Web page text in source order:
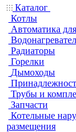
Каталог
Котлы
Автоматика
Радиаторы
Горелки
Дымоходы
Трубы и
Запчасти
Котельные
размещения